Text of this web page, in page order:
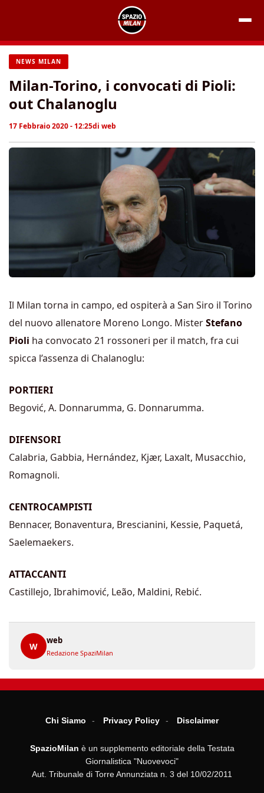
contenuto
NEWS MILAN
Milan-Torino, i convocati di Pioli:
out Chalanoglu
17 Febbraio 2020 - 12:25di web
Il Milan torna in campo, ed ospiterà a San Siro il Torino
del nuovo allenatore Moreno Longo. MisterStefano
Pioli ha convocato 21 rossoneri per il match, fra cui
spicca l’assenza di Chalanoglu:
PORTIERI
Begović, A. Donnarumma, G. Donnarumma.
DIFENSORI
Calabria, Gabbia, Hernández, Kjær, Laxalt, Musacchio,
Romagnoli.
CENTROCAMPISTI
Bennacer, Bonaventura, Brescianini, Kessie, Paquetá,
Saelemaekers.
ATTACCANTI
Castillejo, Ibrahimović, Leão, Maldini, Rebić.
W
web
Redazione SpaziMilan
Chi Siamo Privacy Policy Disclaimer
SpazioMilan è un supplemento editoriale della Testata
Giornalistica "Nuovevoci"
Aut. Tribunale di Torre Annunziata n. 3 del 10/02/2011